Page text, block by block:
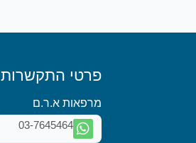
פרטי התקשרות
מרפאות א.ר.ם
03-7645464